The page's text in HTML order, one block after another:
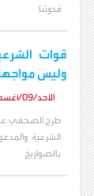
قدوتنا
قوات
وليس
الأحد/09/أغسطس/2026 - 12:47 ص
طرح الصحفي
الشرعية
بالصواريخ